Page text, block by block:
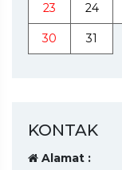
23 24
30 31
KONTAK
Alamat :